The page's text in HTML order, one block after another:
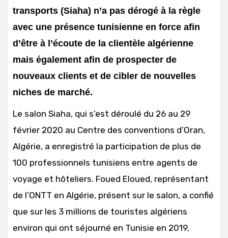
transports (Siaha) n’a pas dérogé à la règle
avec une présence tunisienne en force afin
d’être à l’écoute de la clientèle algérienne
mais également afin de prospecter de
nouveaux clients et de cibler de nouvelles
niches de marché.
Le salon Siaha, qui s’est déroulé du 26 au 29
février 2020 au Centre des conventions d’Oran,
Algérie, a enregistré la participation de plus de
100 professionnels tunisiens entre agents de
voyage et hôteliers. Foued Eloued, représentant
de l’ONTT en Algérie, présent sur le salon, a confié
que sur les 3 millions de touristes algériens
environ qui ont séjourné en Tunisie en 2019,